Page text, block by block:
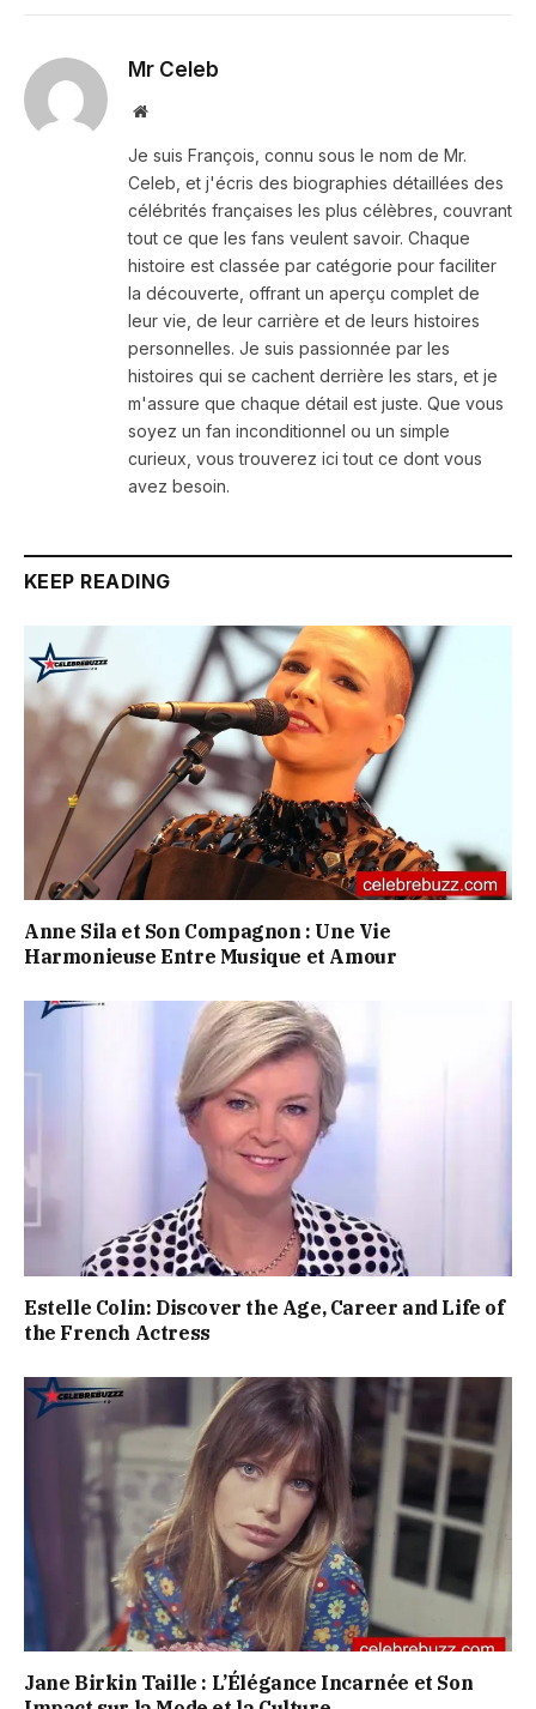
Mr Celeb
Website
Je suis François, connu sous le nom de Mr.
Celeb, et j'écris des biographies détaillées des
célébrités françaises les plus célèbres, couvrant
tout ce que les fans veulent savoir. Chaque
histoire est classée par catégorie pour faciliter
la découverte, offrant un aperçu complet de
leur vie, de leur carrière et de leurs histoires
personnelles. Je suis passionnée par les
histoires qui se cachent derrière les stars, et je
m'assure que chaque détail est juste. Que vous
soyez un fan inconditionnel ou un simple
curieux, vous trouverez ici tout ce dont vous
avez besoin.
KEEP READING
Anne Sila et Son Compagnon : Une Vie
Harmonieuse Entre Musique et Amour
Estelle Colin: Discover the Age, Career and Life of
the French Actress
Jane Birkin Taille : L’Élégance Incarnée et Son